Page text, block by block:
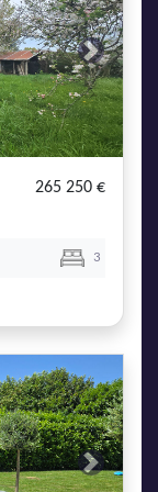
Next
265 250 €
3
Next